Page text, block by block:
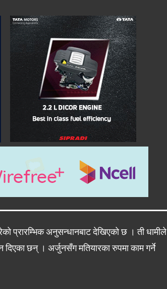
प्रारम्भिक अनुसन्धानबाट देखिएको छ । ती धामीले
छन् । अर्जुनसँग मतियारका रुपमा काम गर्ने